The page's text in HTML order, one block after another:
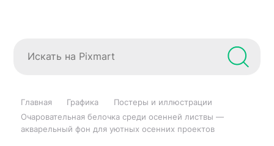
Главная Графика
Постеры и иллюстрации
Очаровательная белочка среди осенней листвы —
акварельный фон для уютных осенних проектов